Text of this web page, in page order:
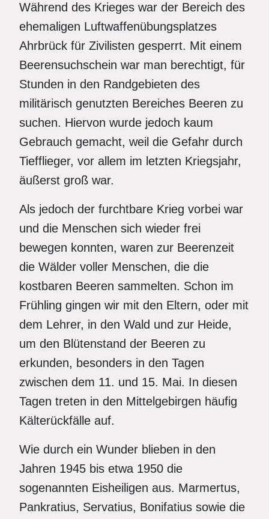
Während des Krieges war der Bereich des
ehemaligen Luftwaffenübungsplatzes
Ahrbrück für Zivilisten gesperrt. Mit einem
Beerensuchschein war man berechtigt, für
Stunden in den Randgebieten des
militärisch genutzten Bereiches Beeren zu
suchen. Hiervon wurde jedoch kaum
Gebrauch gemacht, weil die Gefahr durch
Tiefflieger, vor allem im letzten Kriegsjahr,
äußerst groß war.
Als jedoch der furchtbare Krieg vorbei war
und die Menschen sich wieder frei
bewegen konnten, waren zur Beerenzeit
die Wälder voller Menschen, die die
kostbaren Beeren sammelten. Schon im
Frühling gingen wir mit den Eltern, oder mit
dem Lehrer, in den Wald und zur Heide,
um den Blütenstand der Beeren zu
erkunden, besonders in den Tagen
zwischen dem 11. und 15. Mai. In diesen
Tagen treten in den Mittelgebirgen häufig
Kälterückfälle auf.
Wie durch ein Wunder blieben in den
Jahren 1945 bis etwa 1950 die
sogenannten Eisheiligen aus. Marmertus,
Pankratius, Servatius, Bonifatius sowie die